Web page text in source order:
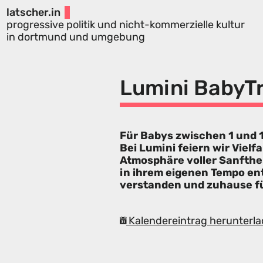
latscher.in
progressive politik und nicht-kommerzielle kultur
in dortmund und umgebung
Lumini
Für Babys zwischen 1 und
Bei Lumini feiern wir
Atmosphäre voller
in ihrem eigenen Tempo
verstanden und zuhause
Kalendereintrag